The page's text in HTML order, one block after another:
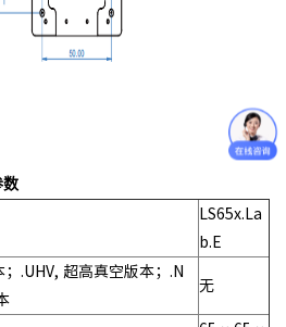
数
LS65x.La
b.E
；.UHV, 超高真空版本；.N
无